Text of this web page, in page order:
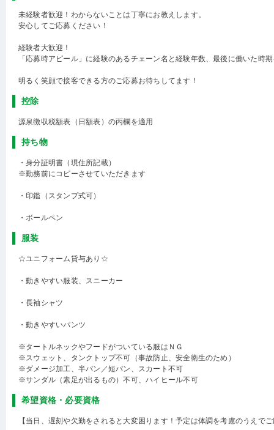
未経験者歓迎！わからないことは丁寧にお教えします。
安心してご応募ください！
経験者大歓迎！
「応募時アピール」に経験のあるチェーン名と経験年数、最後に働いた時
明るく笑顔で接客できる方のご応募お待ちしてます！
控除
源泉徴収税額表（日額表）の丙欄を適用
持ち物
・身分証明書（現住所記載）
※勤務前にコピーさせていただきます
・印鑑（スタンプ式可）
・ボールペン
服装
☆ユニフォーム貸与あり☆
・動きやすい服装、スニーカー
・長袖シャツ
・動きやすいパンツ
※タートルネックやフードがついている服はＮＧ
※スウェット、タンクトップ不可（事故防止、安全衛生のため）
※ダメージ加工、半パン／短パン、スカート不可
※サンダル（素足が出るもの）不可、ハイヒール不可
希望資格・必要資格
【当日、遅刻や欠勤をされると大変困ります！予定は体調を考慮のうえで